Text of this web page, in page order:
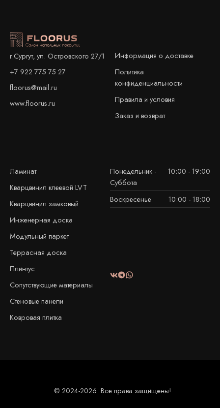
г.Сургут, ул. Островского 27/1
+7 922 775 75 27
floorus@mail.ru
www.floorus.ru
Информация о доставке
Политика
конфиденциальности
Правила и условия
Заказ и возврат
Ламинат
Кварцвинил клеевой LVT
Кварцвинил замковый
Инженерная доска
Модульный паркет
Террасная доска
Плинтус
Сопутствующие материалы
Стеновые панели
Ковровая плитка
Понедельник -
Суббота
10:00 - 19:00
Воскресенье 10:00 - 18:00
© 2024-2026. Все права защищены!